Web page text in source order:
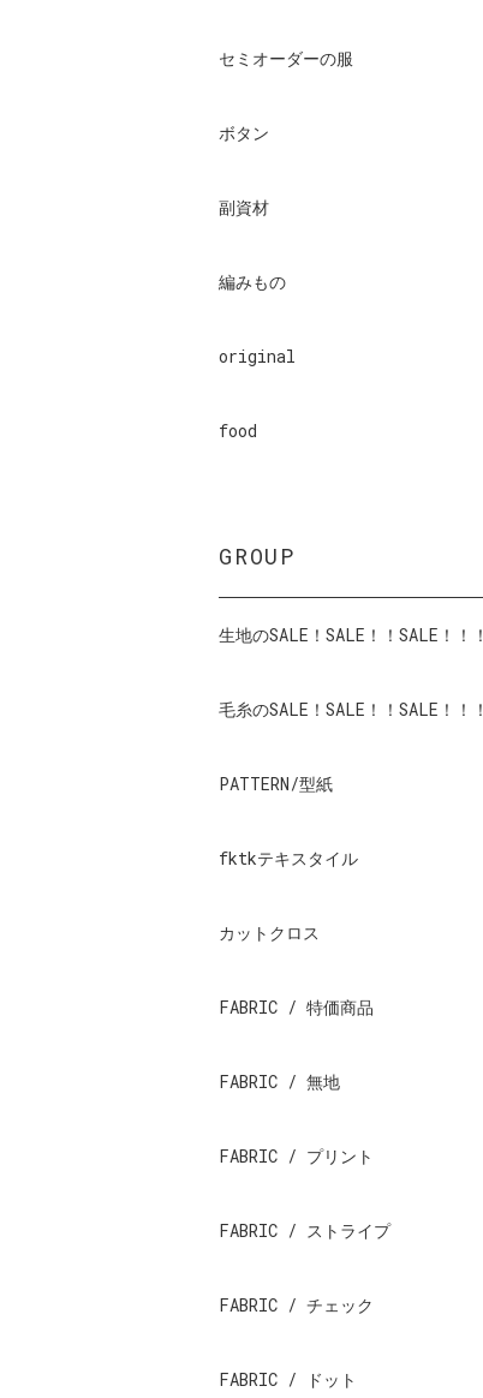
セミオーダーの服
ボタン
副資材
編みもの
original
food
GROUP
生地のSALE！SALE！！SALE！！！
毛糸のSALE！SALE！！SALE！！！
PATTERN/型紙
fktkテキスタイル
カットクロス
FABRIC / 特価商品
FABRIC / 無地
FABRIC / プリント
FABRIC / ストライプ
FABRIC / チェック
FABRIC / ドット